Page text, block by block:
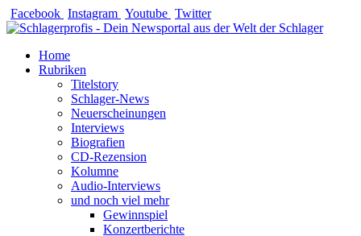
Zum
Inhalt
Facebook Instagram Youtube Twitter
Home
Rubriken
Titelstory
Schlager-News
Neuerscheinungen
Interviews
Biografien
CD-Rezension
Kolumne
Audio-Interviews
und noch viel mehr
Gewinnspiel
Konzertberichte